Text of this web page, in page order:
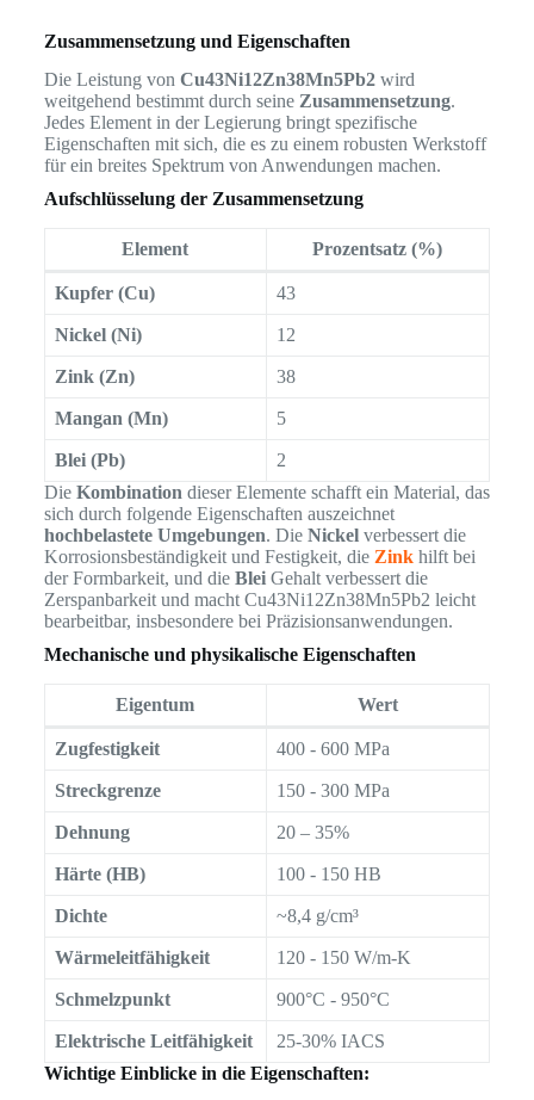
Zusammensetzung und Eigenschaften
Die Leistung von Cu43Ni12Zn38Mn5Pb2wird
weitgehend bestimmt durch seine Zusammensetzung.
Jedes Element in der Legierung bringt spezifische
Eigenschaften mit sich, die es zu einem robusten Werkstoff
für ein breites Spektrum von Anwendungen machen.
Aufschlüsselung der Zusammensetzung
Element Prozentsatz (%)
Kupfer (Cu) 43
Nickel (Ni) 12
Zink (Zn) 38
Mangan (Mn) 5
Blei (Pb)
2
Die Kombination dieser Elemente schafft ein Material, das
sich durch folgende Eigenschaften auszeichnet
hochbelastete Umgebungen. Die Nickelverbessert die
Korrosionsbeständigkeit und Festigkeit, die Zinkhilft bei
der Formbarkeit, und die BleiGehalt verbessert die
Zerspanbarkeit und macht Cu43Ni12Zn38Mn5Pb2 leicht
bearbeitbar, insbesondere bei Präzisionsanwendungen.
Mechanische und physikalische Eigenschaften
Eigentum Wert
Zugfestigkeit 400 - 600 MPa
Streckgrenze 150 - 300 MPa
Dehnung 20 – 35%
Härte (HB) 100 - 150 HB
Dichte ~8,4 g/cm³
Wärmeleitfähigkeit 120 - 150 W/m-K
Schmelzpunkt 900°C - 950°C
Elektrische Leitfähigkeit
25-30% IACS
Wichtige Einblicke in die Eigenschaften: